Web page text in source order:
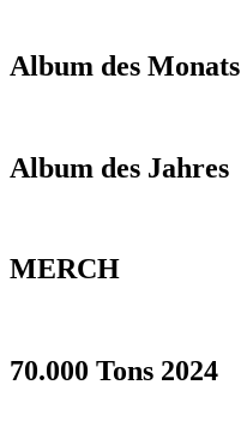
Album des Monats
Album des Jahres
MERCH
70.000 Tons 2024